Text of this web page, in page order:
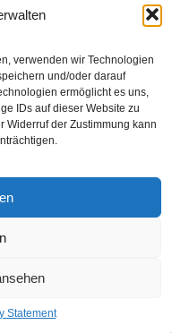
verwenden wir Technologien
und/oder darauf
ermöglicht es uns,
IDs auf dieser Website zu
Widerruf der Zustimmung kann
Statement
uns: